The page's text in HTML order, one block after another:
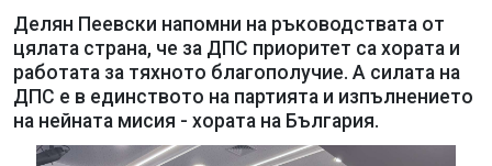
Делян Пеевски напомни на ръководствата от
цялата страна, че за ДПС приоритет са хората и
работата за тяхното благополучие. А силата на
ДПС е в единството на партията и изпълнението
на нейната мисия - хората на България.